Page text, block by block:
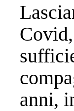
anni,